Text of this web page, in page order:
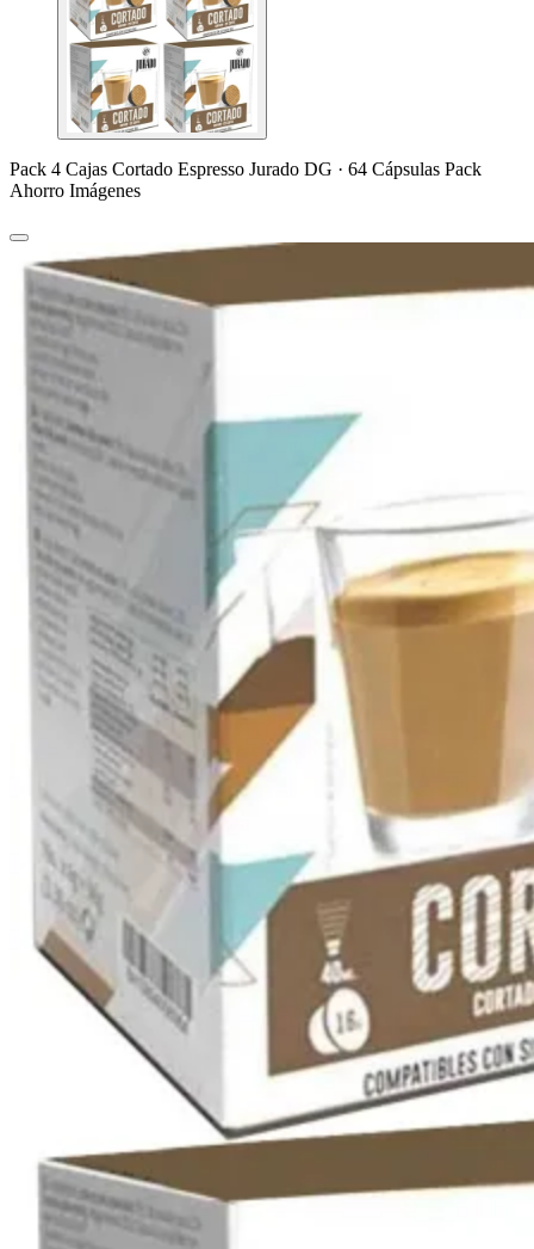
Pack 4 Cajas Cortado Espresso Jurado DG · 64 Cápsulas Pack
Ahorro Imágenes